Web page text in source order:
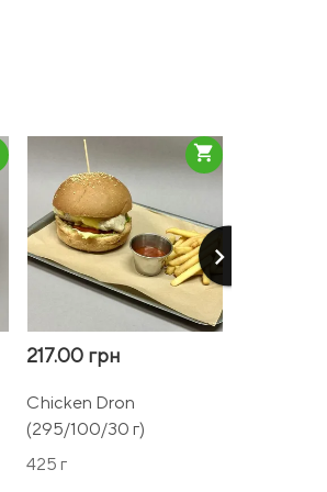
keyboard_arrow_right
217.00 грн
Chicken Dron
(295/100/30 г)
425 г
shopping_cart